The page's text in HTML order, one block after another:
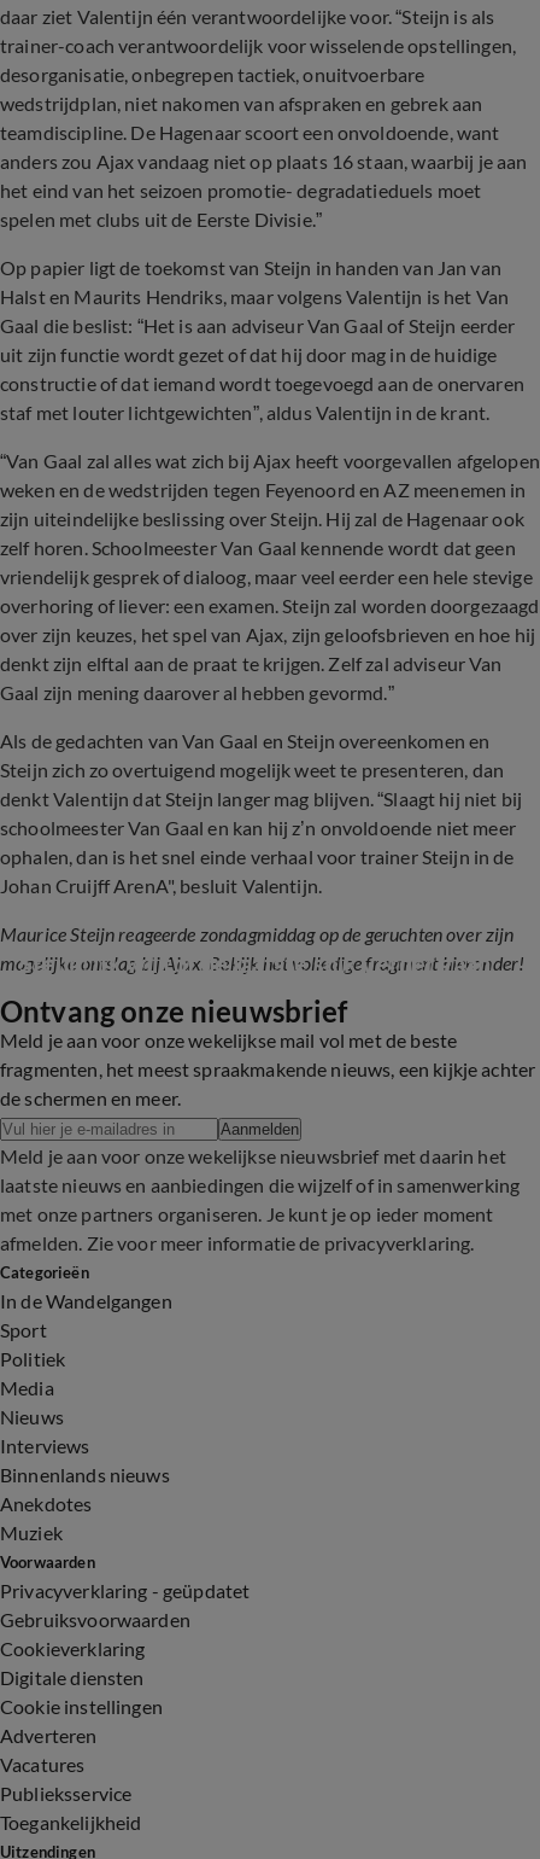
daar ziet Valentijn één verantwoordelijke voor. “Steijn is als
trainer-coach verantwoordelijk voor wisselende opstellingen,
desorganisatie, onbegrepen tactiek, onuitvoerbare
wedstrijdplan, niet nakomen van afspraken en gebrek aan
teamdiscipline. De Hagenaar scoort een onvoldoende, want
anders zou Ajax vandaag niet op plaats 16 staan, waarbij je aan
het eind van het seizoen promotie- degradatieduels moet
spelen met clubs uit de Eerste Divisie.”
Op papier ligt de toekomst van Steijn in handen van Jan van
Halst en Maurits Hendriks, maar volgens Valentijn is het Van
Gaal die beslist: “Het is aan adviseur Van Gaal of Steijn eerder
uit zijn functie wordt gezet of dat hij door mag in de huidige
constructie of dat iemand wordt toegevoegd aan de onervaren
staf met louter lichtgewichten”, aldus Valentijn in de krant.
“Van Gaal zal alles wat zich bij Ajax heeft voorgevallen afgelopen
weken en de wedstrijden tegen Feyenoord en AZ meenemen in
zijn uiteindelijke beslissing over Steijn. Hij zal de Hagenaar ook
zelf horen. Schoolmeester Van Gaal kennende wordt dat geen
vriendelijk gesprek of dialoog, maar veel eerder een hele stevige
overhoring of liever: een examen. Steijn zal worden doorgezaagd
over zijn keuzes, het spel van Ajax, zijn geloofsbrieven en hoe hij
denkt zijn elftal aan de praat te krijgen. Zelf zal adviseur Van
Gaal zijn mening daarover al hebben gevormd.”
Als de gedachten van Van Gaal en Steijn overeenkomen en
Steijn zich zo overtuigend mogelijk weet te presenteren, dan
denkt Valentijn dat Steijn langer mag blijven. “Slaagt hij niet bij
schoolmeester Van Gaal en kan hij z’n onvoldoende niet meer
ophalen, dan is het snel einde verhaal voor trainer Steijn in de
Johan Cruijff ArenA", besluit Valentijn.
Maurice Steijn reageerde zondagmiddag op de geruchten over zijn
mogelijke ontslag bij Ajax. Bekijk het volledige fragment hieronder!
1:30
Steijn: ‘Ik wil tot de laatste snik verder gaan’
Ontvang onze nieuwsbrief
Meld je aan voor onze wekelijkse mail vol met de beste
fragmenten, het meest spraakmakende nieuws, een kijkje achter
de schermen en meer.
Aanmelden
Meld je aan voor onze wekelijkse nieuwsbrief met daarin het
laatste nieuws en aanbiedingen die wijzelf of in samenwerking
met onze partners organiseren. Je kunt je op ieder moment
afmelden. Zie voor meer informatie de privacyverklaring.
Categorieën
In de Wandelgangen
Sport
Politiek
Media
Nieuws
Interviews
Binnenlands nieuws
Anekdotes
Muziek
Voorwaarden
Privacyverklaring - geüpdatet
Gebruiksvoorwaarden
Cookieverklaring
Digitale diensten
Cookie instellingen
Adverteren
Vacatures
Publieksservice
Toegankelijkheid
Uitzendingen